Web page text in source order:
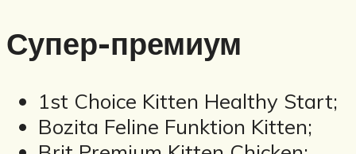
Супер-премиум
1st Choice Kitten Healthy Start;
Bozita Feline Funktion Kitten;